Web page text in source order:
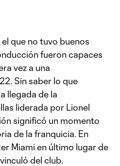
que no tuvo buenos
fueron capaces
vez a una
Sin saber lo que
llegada de la
liderada por Lionel
significó un momento
de la franquicia. En
Miami en último lugar de
del club.